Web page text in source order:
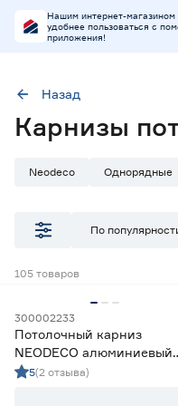
Нашим интернет-магазином
удобнее пользоваться с
приложения!
МаркаNEODECO
Наличие в магазинах
ул. Селезнева, 4
ул. им. Данилы
Тип
Бленды для карнизов
Назад
Карнизы
Neodeco Однорядные
По
105 товаров
300002233
Потолочный карниз
NEODECO алюминиевый
2‑рядный 350 см белый
5(2 отзыва)